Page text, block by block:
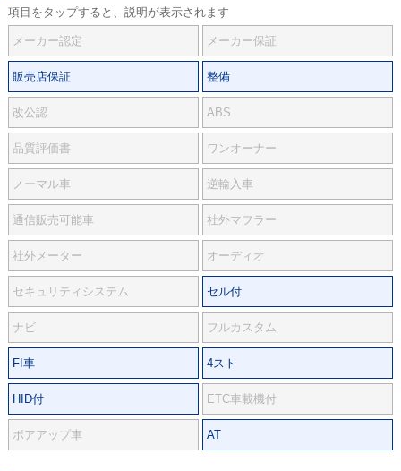
項目をタップすると、説明が表示されます
メーカー認定 メーカー保証
販売店保証 整備
改公認 ABS
品質評価書 ワンオーナー
ノーマル車 逆輸入車
通信販売可能車 社外マフラー
社外メーター オーディオ
セキュリティシステム セル付
ナビ フルカスタム
FI車 4スト
HID付 ETC車載機付
ボアアップ車 AT